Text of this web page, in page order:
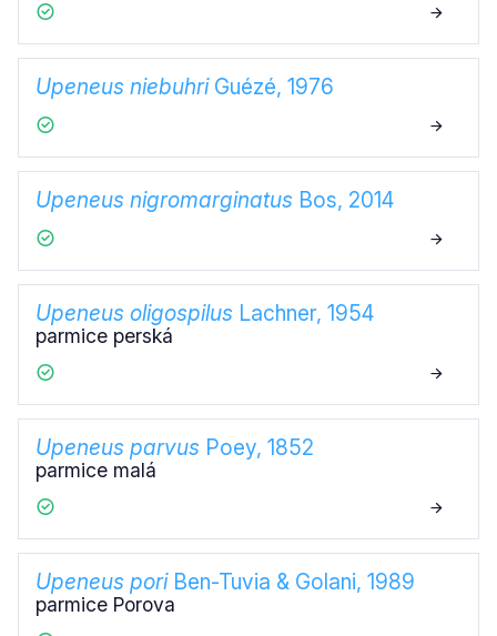
Upeneus niebuhriGuézé, 1976
Upeneus nigromarginatus Bos, 2014
Upeneus oligospilus Lachner, 1954
parmice perská
Upeneus parvus Poey, 1852
parmice malá
Upeneus poriBen-Tuvia & Golani, 1989
parmice Porova